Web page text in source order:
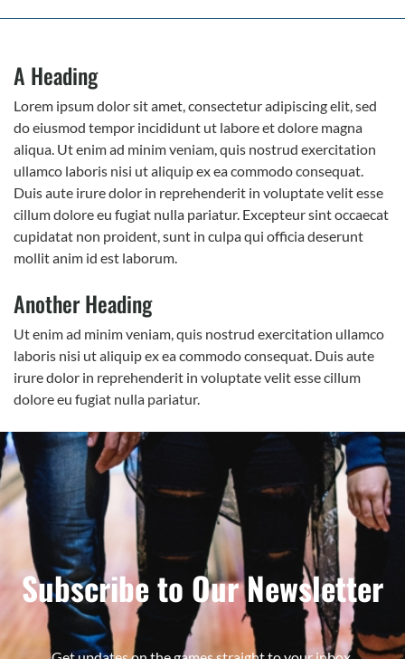
A Heading
Lorem ipsum dolor sit amet, consectetur adipiscing elit, sed
do eiusmod tempor incididunt ut labore et dolore magna
aliqua. Ut enim ad minim veniam, quis nostrud exercitation
ullamco laboris nisi ut aliquip ex ea commodo consequat.
Duis aute irure dolor in reprehenderit in voluptate velit esse
cillum dolore eu fugiat nulla pariatur. Excepteur sint occaecat
cupidatat non proident, sunt in culpa qui officia deserunt
mollit anim id est laborum.
Another Heading
Ut enim ad minim veniam, quis nostrud exercitation ullamco
laboris nisi ut aliquip ex ea commodo consequat. Duis aute
irure dolor in reprehenderit in voluptate velit esse cillum
dolore eu fugiat nulla pariatur.
Subscribe to Our Newsletter